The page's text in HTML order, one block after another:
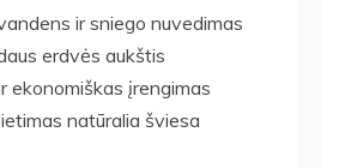
ir sniego nuvedimas
erdvės aukštis
ekonomiškas įrengimas
natūralia šviesa